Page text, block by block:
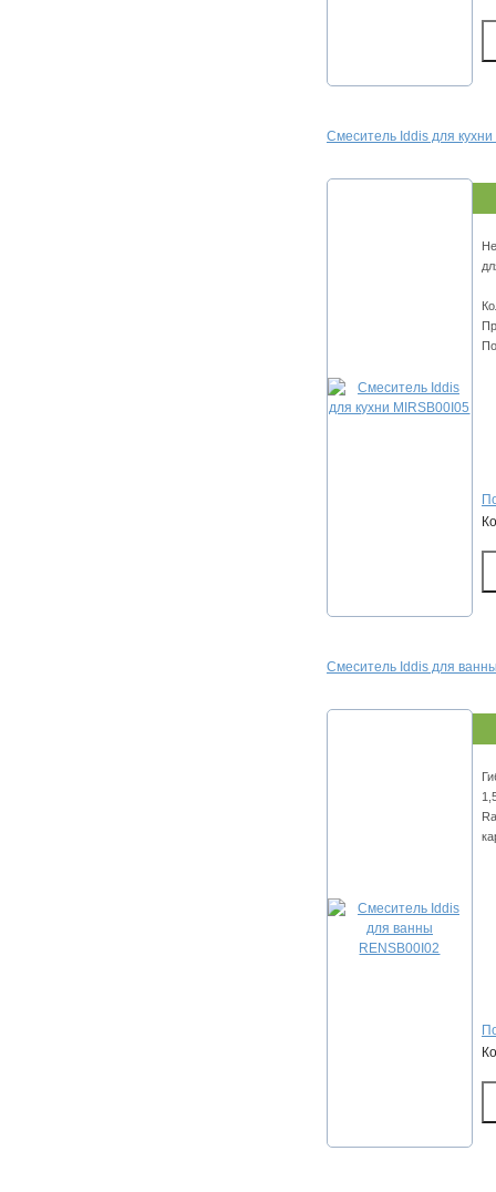
Смеситель Iddis для
Смеситель Iddis для